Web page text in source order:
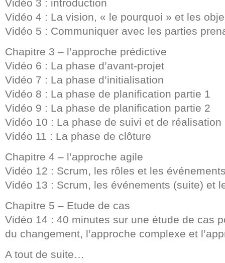
Vidéo 3 : introduction
Vidéo 4 : La vision, « le pourquoi » et les
Vidéo 5 : Communiquer avec les parties
Chapitre 3 – l’approche prédictive
Vidéo 6 : La phase d’avant-projet
Vidéo 7 : La phase d’initialisation
Vidéo 8 : La phase de planification partie 1
Vidéo 9 : La phase de planification partie 2
Vidéo 10 : La phase de suivi et de réalisation
Vidéo 11 : La phase de clôture
Chapitre 4 – l’approche agile
Vidéo 12 : Scrum, les rôles et les
Vidéo 13 : Scrum, les événements (suite) et
Chapitre 5 – Etude de cas
Vidéo 14 : 40 minutes sur une étude de cas
du changement, l’approche complexe et
A tout de suite…